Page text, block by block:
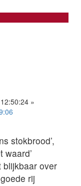
»
stokbrood’,
waard’
over
rij